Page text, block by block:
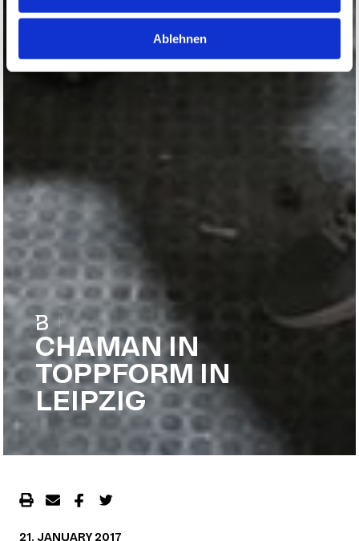
Ablehnen
|
CHAMAN IN
TOPPFORM IN
LEIPZIG
21. JANUARY 2017